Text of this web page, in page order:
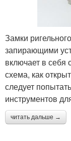
Замки
запирающими
включает в себя
схема, как
следует
инструментов
читать дальше →